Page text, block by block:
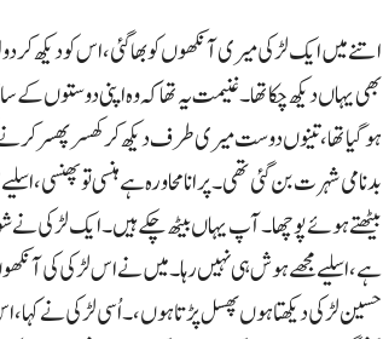
اتنے میں ایک لڑکی میر ی آنکھوں کو بھا گئی،اس کو
بھی یہاں دیکھ چکا تھا ۔ غنیمت یہ تھا کہ وہ اپنی
ہوگیا تھا،تینوں دوست میری طرف دیکھ کر کھسر پھسر کرنے
بدنامی شہرت بن گئی تھی ۔پرانا محاورہ ہے ہنسی تو
بیٹھتے ہو ئے پوچھا۔آپ یہاں بیٹھ چکے ہیں۔ ایک لڑکی
ہے،اسلیے مجھے ہوش ہی نہیں رہا۔میں نے اس لڑکی کی
حسین لڑکی دیکھتا ہوں پھسل پڑتا ہوں، ۔اُسی لڑکی